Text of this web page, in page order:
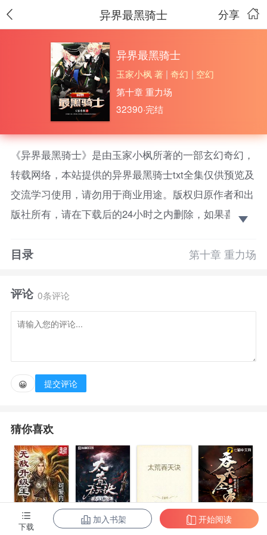
分享
异界最黑骑士
异界最黑骑士
玉家小枫 著 |奇幻 | 空幻
第十章 重力场
32390·完结
《异界最黑骑士》是由玉家小枫所著的一部玄幻奇幻，
转载网络，本站提供的异界最黑骑士txt全集仅供预览及
交流学习使用，请勿用于商业用途。版权归原作者和出
版社所有，请在下载后的24小时之内删除，如果喜欢。
正经的骑士之道：讲究信仰，恪守原则，有着坚强的
正……叶沐的骑士之道：信自己，活得长，有着不要脸
的精神和无耻的决心。 荣誉，公正，怜悯等等。抱
歉，叶沐只想说 “人不为己天诛地灭”！魔法的凋零，
自己独创的骑士之道！ （友情提醒：这是骑士之道
被 “黑”最惨的一次！）
目录 第十章 重力场
评论 0条评论
😀 提交评论
猜你喜欢
无敌升级王
柳无邪和徐凌
太荒吞天诀
吞天圣帝
下载
加入书架 开始阅读